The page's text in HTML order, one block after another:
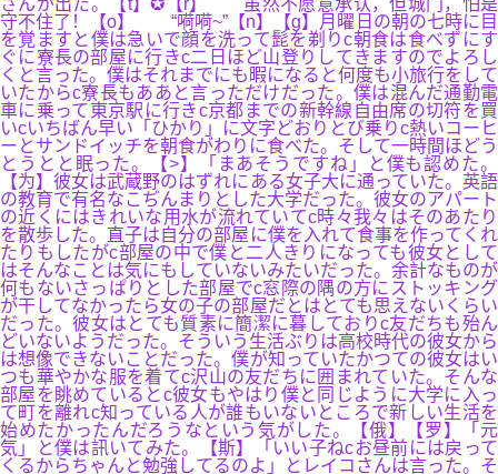
さんが出た。【t】✪【r】 虽然不愿意承认，但城门，怕是
守不住了！【o】 “嗬嗬~”【n】【g】月曜日の朝の七時に目
を覚ますと僕は急いで顔を洗って髭を剃りc朝食は食べずにす
ぐに寮長の部屋に行きc二日ほど山登りしてきますのでよろし
くと言った。僕はそれまでにも暇になると何度も小旅行をして
いたからc寮長もああと言っただけだった。僕は混んだ通勤電
車に乗って東京駅に行きc京都までの新幹線自由席の切符を買
いcいちばん早い「ひかり」に文字どおりとび乗りc熱いコーヒ
ーとサンドイッチを朝食がわりに食べた。そして一時間ほどう
とうとと眠った。【>】「まあそうですね」と僕も認めた。
【为】彼女は武蔵野のはずれにある女子大に通っていた。英語
の教育で有名なこぢんまりとした大学だった。彼女のアパート
の近くにはきれいな用水が流れていてc時々我々はそのあたり
を散歩した。直子は自分の部屋に僕を入れて食事を作ってくれ
たりもしたがc部屋の中で僕と二人きりになっても彼女として
はそんなことは気にもしていないみたいだった。余計なものが
何もないさっぱりとした部屋でc窓際の隅の方にストッキング
が干してなかったら女の子の部屋だとはとても思えないくらい
だった。彼女はとても質素に簡潔に暮しておりc友だちも殆ん
どいないようだった。そういう生活ぶりは高校時代の彼女から
は想像できないことだった。僕が知っていたかつての彼女はい
つも華やかな服を着てc沢山の友だちに囲まれていた。そんな
部屋を眺めているとc彼女もやはり僕と同じように大学に入っ
て町を離れc知っている人が誰もいないところで新しい生活を
始めたかったんだろうなという気がした。【俄】【罗】「元
気」と僕は訊いてみた。【斯】「いい子ねcお昼前には戻って
くるからちゃんと勉強してるのよ」とレイコさんは言った。そ